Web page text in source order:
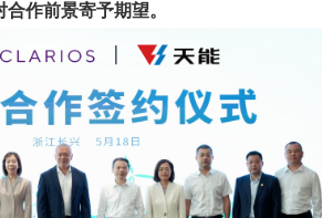
作前景寄予期望。